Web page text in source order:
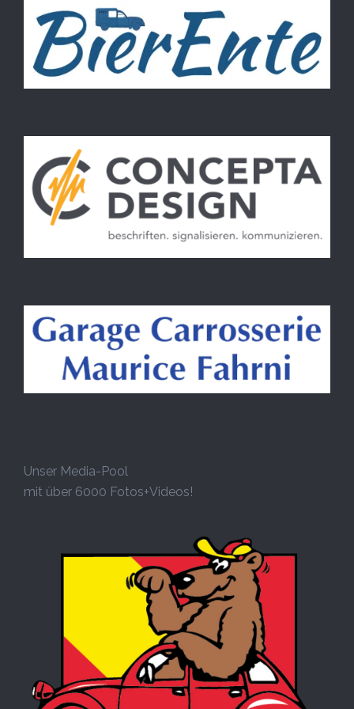
Unser Media-Pool
mit über 6000 Fotos+Videos!